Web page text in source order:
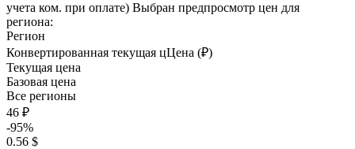
учета ком. при оплате) Выбран предпросмотр цен для
региона:
Регион
Конвертированная текущая цЦена (₽)
Текущая цена
Базовая цена
Все регионы
46 ₽
-95%
0.56 $